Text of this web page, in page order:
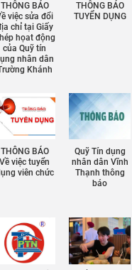
THÔNG BÁO
việc sửa đổi
chỉ tại Giấy
họat động
của Quỹ tín
nhân dân
Khánh
THÔNG BÁO
TUYỂN DỤNG
THÔNG BÁO
Về việc tuyển
viên chức
Quỹ Tín dụng
nhân dân Vĩnh
Thạnh thông
báo